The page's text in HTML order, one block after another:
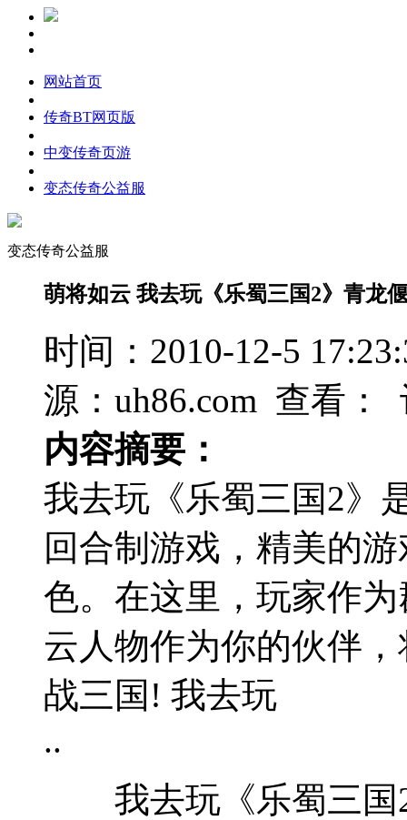
网站首页
传奇BT网页版
中变传奇页游
变态传奇公益服
变态传奇公益服
萌将如云 我去玩《乐蜀三国2》青龙
时间：2010-12-5
源：uh86.com 查看：
内容摘要：
我去玩《乐蜀三国2》
回合制游戏，精美的
色。在这里，玩家作
云人物作为你的伙伴
战三国! 我去玩
..
我去玩《乐蜀三国2